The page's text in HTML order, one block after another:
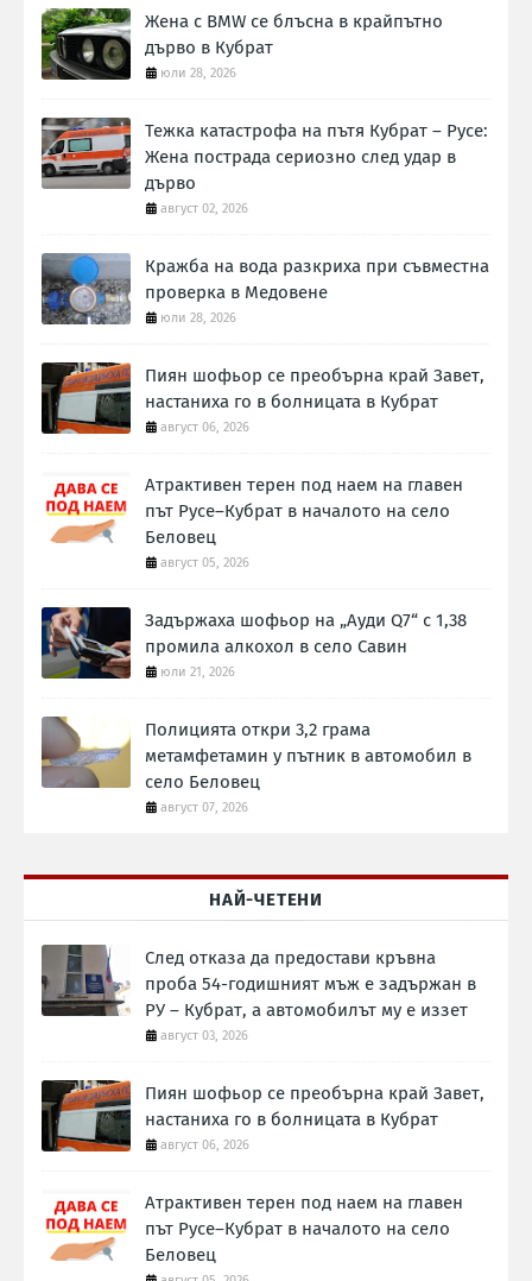
Жена с BMW се блъсна в крайпътно
дърво в Кубрат
юли 28, 2026
Тежка катастрофа на пътя Кубрат – Русе:
Жена пострада сериозно след удар в
дърво
август 02, 2026
Кражба на вода разкриха при съвместна
проверка в Медовене
юли 28, 2026
Пиян шофьор се преобърна край Завет,
настаниха го в болницата в Кубрат
август 06, 2026
Атрактивен терен под наем на главен
път Русе–Кубрат в началото на село
Беловец
август 05, 2026
Задържаха шофьор на „Ауди Q7“ с 1,38
промила алкохол в село Савин
юли 21, 2026
Полицията откри 3,2 грама
метамфетамин у пътник в автомобил в
село Беловец
август 07, 2026
НАЙ-ЧЕТЕНИ
След отказа да предостави кръвна
проба 54-годишният мъж е задържан в
РУ – Кубрат, а автомобилът му е иззет
август 03, 2026
Пиян шофьор се преобърна край Завет,
настаниха го в болницата в Кубрат
август 06, 2026
Атрактивен терен под наем на главен
път Русе–Кубрат в началото на село
Беловец